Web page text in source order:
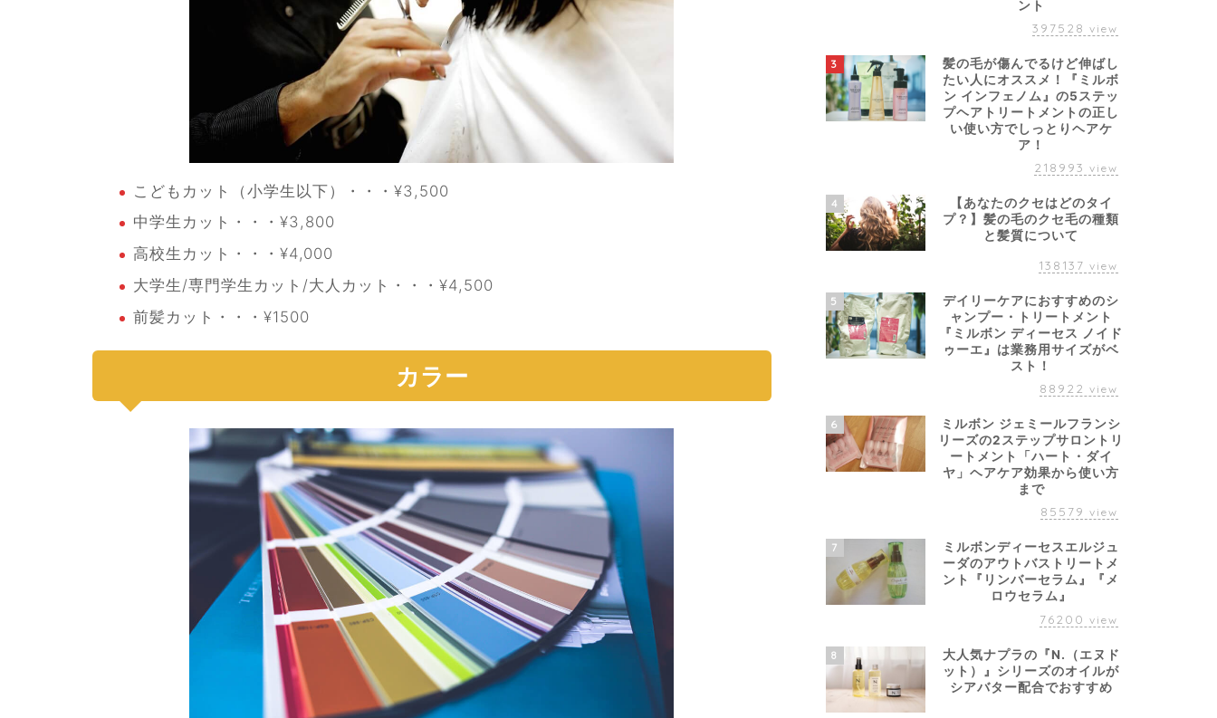
こどもカット（小学生以下）・・・¥3,500
中学生カット・・・¥3,800
高校生カット・・・¥4,000
大学生/専門学生カット/大人カット・・・¥4,500
前髪カット・・・¥1500
カラー
ント
397528 view
3
髪の毛が傷んでるけど伸ばし
たい人にオススメ！『ミルボ
ン インフェノム』の5ステッ
プヘアトリートメントの正し
い使い方でしっとりヘアケ
ア！
218993 view
4
【あなたのクセはどのタイ
プ？】髪の毛のクセ毛の種類
と髪質について
138137 view
5
デイリーケアにおすすめのシ
ャンプー・トリートメント
『ミルボン ディーセス ノイド
ゥーエ』は業務用サイズがベ
スト！
88922 view
6
ミルボン ジェミールフランシ
リーズの2ステップサロントリ
ートメント「ハート・ダイ
ヤ」ヘアケア効果から使い方
まで
85579 view
7
ミルボンディーセスエルジュ
ーダのアウトバストリートメ
ント『リンバーセラム』『メ
ロウセラム』
76200 view
8
大人気ナプラの『N.（エヌド
ット）』シリーズのオイルが
シアバター配合でおすすめ